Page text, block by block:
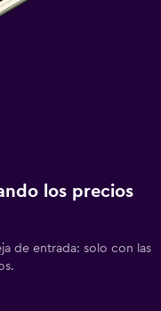
los precios
de entrada: solo con las